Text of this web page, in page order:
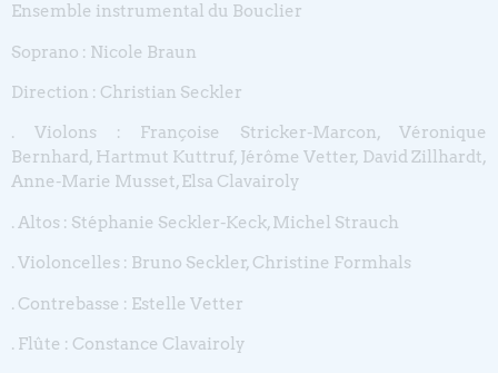
Ensemble instrumental du Bouclier
Soprano : Nicole Braun
Direction : Christian Seckler
. Violons : Françoise Stricker-Marcon, Véronique
Bernhard, Hartmut Kuttruf, Jérôme Vetter, David Zillhardt,
Anne-Marie Musset, Elsa Clavairoly
. Altos : Stéphanie Seckler-Keck, Michel Strauch
. Violoncelles : Bruno Seckler, Christine Formhals
. Contrebasse : Estelle Vetter
. Flûte : Constance Clavairoly